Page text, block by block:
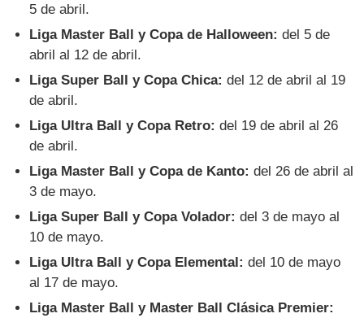
5 de abril.
Liga Master Ball y Copa de Halloween: del 5 de
abril al 12 de abril.
Liga Super Ball y Copa Chica: del 12 de abril al 19
de abril.
Liga Ultra Ball y Copa Retro: del 19 de abril al 26
de abril.
Liga Master Ball y Copa de Kanto: del 26 de abril al
3 de mayo.
Liga Super Ball y Copa Volador: del 3 de mayo al
10 de mayo.
Liga Ultra Ball y Copa Elemental: del 10 de mayo
al 17 de mayo.
Liga Master Ball y Master Ball Clásica Premier: